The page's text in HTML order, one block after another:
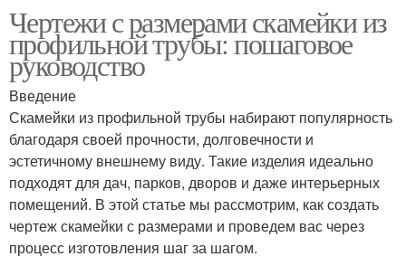
Чертежи с размерами скамейки из
профильной трубы: пошаговое
руководство
Введение
Скамейки из профильной трубы набирают популярность
благодаря своей прочности, долговечности и
эстетичному внешнему виду. Такие изделия идеально
подходят для дач, парков, дворов и даже интерьерных
помещений. В этой статье мы рассмотрим, как создать
чертеж скамейки с размерами и проведем вас через
процесс изготовления шаг за шагом.